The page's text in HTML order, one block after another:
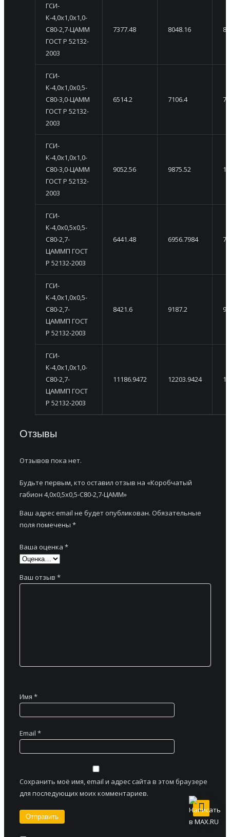
ГСИ-
К-4,0х1,0х1,0-
С80-2,7-ЦАММ
ГОСТ Р 52132-
2003
7377.48 8048.16
ГСИ-
К-4,0х1,0х0,5-
С80-3,0-ЦАММ
ГОСТ Р 52132-
2003
6514.2 7106.4
ГСИ-
К-4,0х1,0х1,0-
С80-3,0-ЦАММ
ГОСТ Р 52132-
2003
9052.56 9875.52
ГСИ-
К-4,0х0,5х0,5-
С80-2,7-
ЦАММП ГОСТ
Р 52132-2003
6441.48 6956.7984
ГСИ-
К-4,0х1,0х0,5-
С80-2,7-
ЦАММП ГОСТ
Р 52132-2003
8421.6 9187.2
ГСИ-
К-4,0х1,0х1,0-
С80-2,7-
ЦАММП ГОСТ
Р 52132-2003
11186.9472 12203.9424
Отзывы
Отзывов пока нет.
Будьте первым, кто оставил отзыв на «Коробчатый
габион 4,0х0,5х0,5-С80-2,7-ЦАММ»
Ваш адрес email не будет опубликован. Обязательные
поля помечены *
Ваша оценка *
Ваш отзыв *
Имя *
Email *
Сохранить моё имя, email и адрес сайта в этом браузере
для последующих моих комментариев.